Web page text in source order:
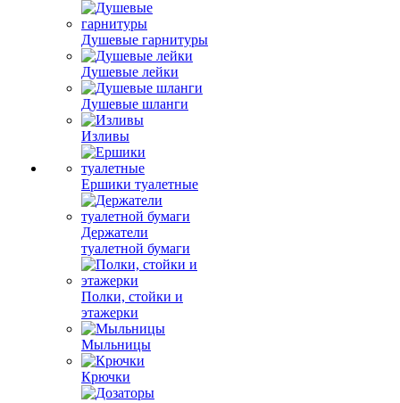
Душевые гарнитуры
Душевые лейки
Душевые шланги
Изливы
Ершики туалетные
Держатели
туалетной бумаги
Полки, стойки и
этажерки
Мыльницы
Крючки